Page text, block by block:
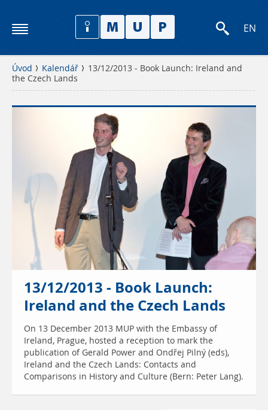
EN
Úvod Kalendář
13/12/2013 - Book Launch: Ireland and
the Czech Lands
13/12/2013 - Book Launch:
Ireland and the Czech Lands
On 13 December 2013 MUP with the Embassy of
Ireland, Prague, hosted a reception to mark the
publication of Gerald Power and Ondřej Pilný (eds),
Ireland and the Czech Lands: Contacts and
Comparisons in History and Culture (Bern: Peter Lang).